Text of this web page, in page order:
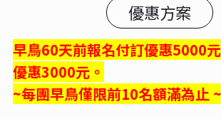
優惠方案
早鳥60天前報名付訂優惠5000
優惠3000元。
~每團早鳥僅限前10名額滿為止 ~